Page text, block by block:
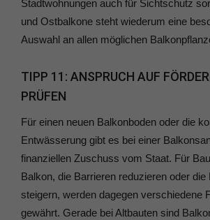
Stadtwohnungen auch für Sichtschutz
und Ostbalkone steht wiederum eine
Auswahl an allen möglichen
TIPP 11: ANSPRUCH AUF
PRÜFEN
Für einen neuen Balkonboden oder die
Entwässerung gibt es bei einer
finanziellen Zuschuss vom Staat. Für
Balkon, die Barrieren reduzieren oder die
steigern, werden dagegen verschiedene
gewährt. Gerade bei Altbauten sind